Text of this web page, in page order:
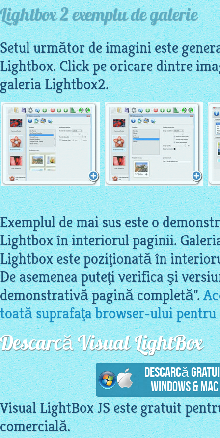
Lightbox 2 exemplu de galerie
Setul următor de imagini este
Lightbox. Click pe oricare dintre
galeria Lightbox2.
Exemplul de mai sus este o
Lightbox în interiorul paginii.
Lightbox este poziţionată în
De asemenea puteţi verifica şi
demonstrativă pagină completă".
toată suprafaţa browser-ului pentru
Descarcă Visual LightBox
Descarcă
Windows &
Visual LightBox JS este gratuit
comercială.